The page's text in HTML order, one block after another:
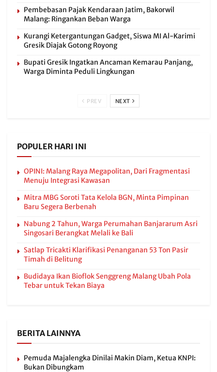
Pembebasan Pajak Kendaraan Jatim, Bakorwil
Malang: Ringankan Beban Warga
Kurangi Ketergantungan Gadget, Siswa MI Al-Karimi
Gresik Diajak Gotong Royong
Bupati Gresik Ingatkan Ancaman Kemarau Panjang,
Warga Diminta Peduli Lingkungan
PREV NEXT
POPULER HARI INI
OPINI: Malang Raya Megapolitan, Dari Fragmentasi
Menuju Integrasi Kawasan
Mitra MBG Soroti Tata Kelola BGN, Minta Pimpinan
Baru Segera Berbenah
Nabung 2 Tahun, Warga Perumahan Banjararum Asri
Singosari Berangkat Melali ke Bali
Satlap Tricakti Klarifikasi Penanganan 53 Ton Pasir
Timah di Belitung
Budidaya Ikan Bioflok Senggreng Malang Ubah Pola
Tebar untuk Tekan Biaya
BERITA LAINNYA
Pemuda Majalengka Dinilai Makin Diam, Ketua KNPI:
Bukan Dibungkam